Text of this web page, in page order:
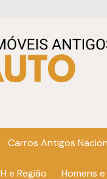
Carros Antigos
e Região Homens